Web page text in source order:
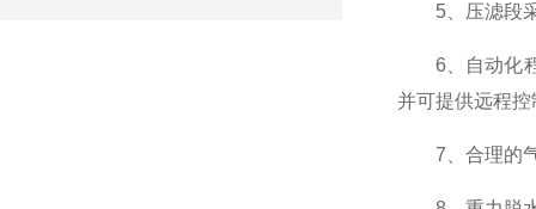
5、压滤段采
6、自动化程
并可提供远程
7、合理的气